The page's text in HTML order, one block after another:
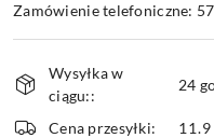
Zamówienie telefoniczne:
i
dostawa
Wysyłka w
ciągu::
24
Cena przesyłki: 11.9